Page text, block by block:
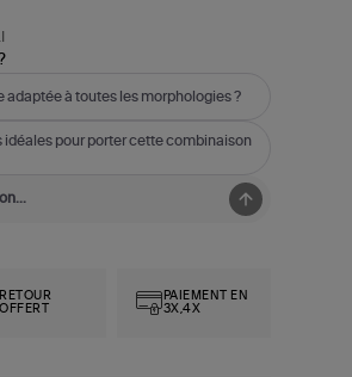
à toutes les morphologies ?
idéales pour porter cette combinaison
RETOUR
OFFERT
PAIEMENT EN
3X,4X